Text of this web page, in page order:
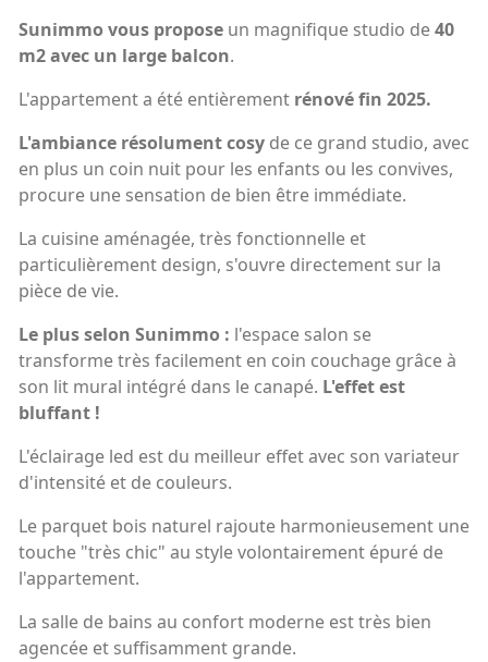
Sunimmo vous propose un magnifique studio de40
m2 avec un large balcon.
L'appartement a été entièrement rénové fin 2025.
L'ambiance résolument cosy de ce grand studio, avec
en plus un coin nuit pour les enfants ou les convives,
procure une sensation de bien être immédiate.
La cuisine aménagée, très fonctionnelle et
particulièrement design, s'ouvre directement sur la
pièce de vie.
Le plus selon Sunimmo : l'espace salon se
transforme très facilement en coin couchage grâce à
son lit mural intégré dans le canapé. L'effet est
bluffant !
L'éclairage led est du meilleur effet avec son variateur
d'intensité et de couleurs.
Le parquet bois naturel rajoute harmonieusement une
touche "très chic" au style volontairement épuré de
l'appartement.
La salle de bains au confort moderne est très bien
agencée et suffisamment grande.